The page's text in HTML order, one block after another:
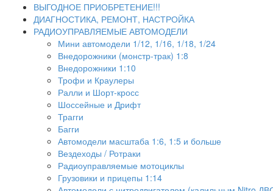
ВЫГОДНОЕ ПРИОБРЕТЕНИЕ!!!
ДИАГНОСТИКА, РЕМОНТ, НАСТРОЙКА
РАДИОУПРАВЛЯЕМЫЕ АВТОМОДЕЛИ
Мини автомодели 1/12, 1/16, 1/18, 1/24
Внедорожники (монстр-трак) 1:8
Внедорожники 1:10
Трофи и Краулеры
Ралли и Шорт-кросс
Шоссейные и Дрифт
Трагги
Багги
Автомодели масштаба 1:6, 1:5 и больше
Вездеходы / Ротраки
Радиоуправляемые мотоциклы
Грузовики и прицепы 1:14